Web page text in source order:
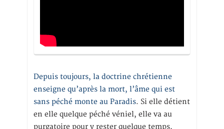
Depuis toujours, la doctrine chrétienne
enseigne qu’après la mort, l’âme qui est
sans péché monte au Paradis. Si elle détient
en elle quelque péché véniel, elle va au
purgatoire pour y rester quelque temps,